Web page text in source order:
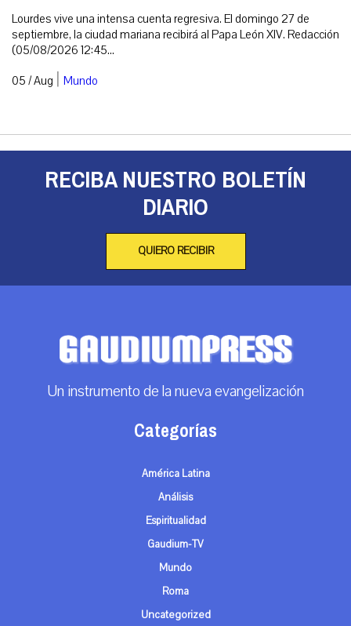
Lourdes vive una intensa cuenta regresiva. El domingo 27 de
septiembre, la ciudad mariana recibirá al Papa León XIV. Redacción
(05/08/2026 12:45...
05 / Aug | Mundo
RECIBA NUESTRO BOLETÍN
DIARIO
QUIERO RECIBIR
Un instrumento de la nueva evangelización
Categorías
América Latina
Análisis
Espiritualidad
Gaudium-TV
Mundo
Roma
Uncategorized